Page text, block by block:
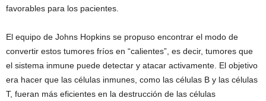
favorables para los pacientes.
El equipo de Johns Hopkins se propuso encontrar el modo de
convertir estos tumores fríos en “calientes”, es decir, tumores que
el sistema inmune puede detectar y atacar activamente. El objetivo
era hacer que las células inmunes, como las células B y las células
T, fueran más eficientes en la destrucción de las células